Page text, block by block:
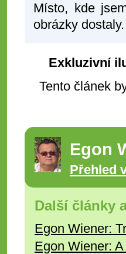
Místo, kde
obrázky dostaly.
Exkluzivní
Tento článek
Egon
Přehled
Další články
Egon Wiener:
Egon Wiener: